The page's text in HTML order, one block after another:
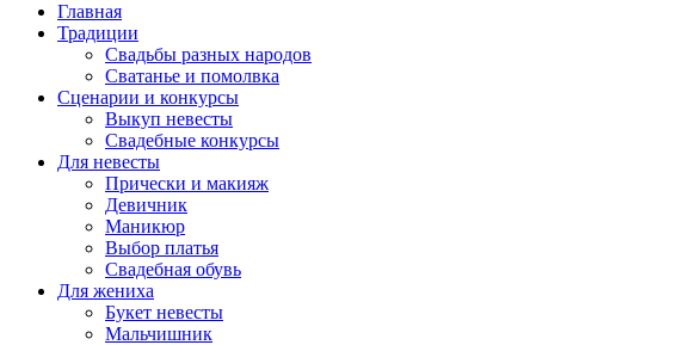
Главная
Традиции
Свадьбы разных народов
Сватанье и помолвка
Сценарии и конкурсы
Выкуп невесты
Свадебные конкурсы
Для невесты
Прически и макияж
Девичник
Маникюр
Выбор платья
Свадебная обувь
Для жениха
Букет невесты
Мальчишник